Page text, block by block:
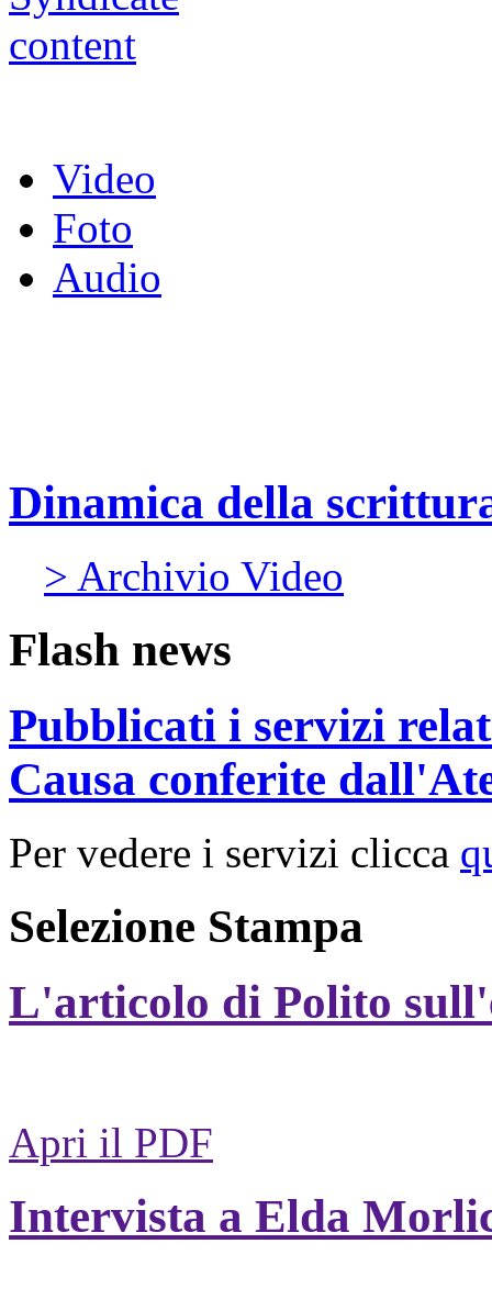
Video
Foto
Audio
Dinamica della
> Archivio Video
Flash news
Pubblicati i servizi
Causa conferite
Per vedere i servizi clicca
Selezione Stampa
L'articolo di Polito
Apri il PDF
Intervista a Elda